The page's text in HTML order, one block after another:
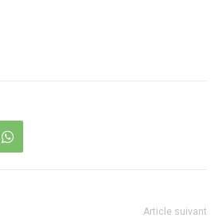
Article suivant